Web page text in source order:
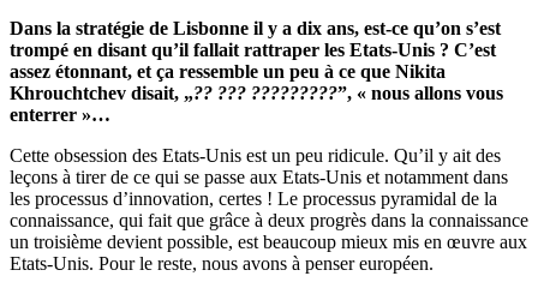
Dans la stratégie de Lisbonne il y a dix ans, est-ce qu’on s’est
trompé en disant qu’il fallait rattraper les Etats-Unis ? C’est
assez étonnant, et ça ressemble un peu à ce que Nikita
Khrouchtchev disait, „?? ??? ?????????”, « nous allons vous
enterrer »…
Cette obsession des Etats-Unis est un peu ridicule. Qu’il y ait des
leçons à tirer de ce qui se passe aux Etats-Unis et notamment dans
les processus d’innovation, certes ! Le processus pyramidal de la
connaissance, qui fait que grâce à deux progrès dans la connaissance
un troisième devient possible, est beaucoup mieux mis en œuvre aux
Etats-Unis. Pour le reste, nous avons à penser européen.